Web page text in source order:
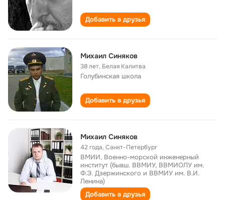
Добавить в друзья
Михаил Синяков
38 лет, Белая Калитва
Голубинская школа
Добавить в друзья
Михаил Синяков
42 года,Санкт-Петербург
ВМИИ, Военно-морской инженерный
институт (бывш. ВВМИУ, ВВМИОЛУ им.
Ф.Э. Дзержинского и ВВМИУ им. В.И.
Ленина)
Добавить в друзья